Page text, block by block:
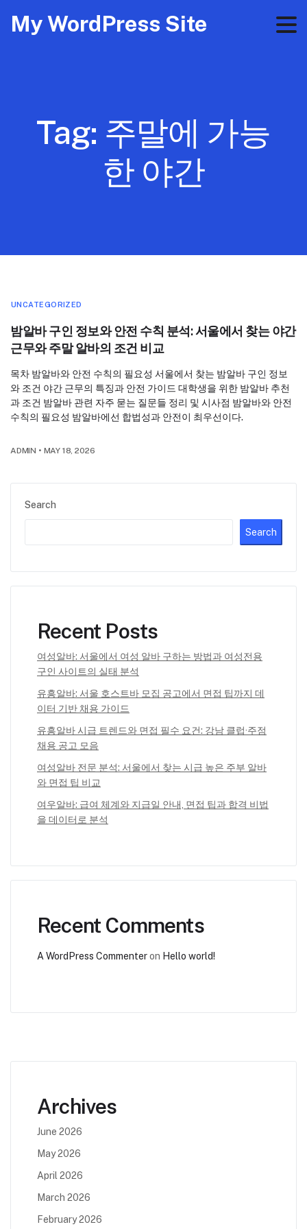
My WordPress Site
Tag: 주말에 가능
한 야간
Search
Search
Recent Posts
여성알바: 서울에서 여성 알바 구하는 방법과 여성전용
구인 사이트의 실태 분석
유흥알바: 서울 호스트바 모집 공고에서 면접 팁까지 데
이터 기반 채용 가이드
유흥알바 시급 트렌드와 면접 필수 요건: 강남 클럽·주점
채용 공고 모음
여성알바 전문 분석: 서울에서 찾는 시급 높은 주부 알바
와 면접 팁 비교
여우알바: 급여 체계와 지급일 안내, 면접 팁과 합격 비법
을 데이터로 분석
Recent Comments
A WordPress Commenteron Hello world!
UNCATEGORIZED
밤알바 구인 정보와 안전 수칙 분석: 서울에서 찾는 야간
근무와 주말 알바의 조건 비교
목차 밤알바와 안전 수칙의 필요성 서울에서 찾는 밤알바 구인 정보
와 조건 야간 근무의 특징과 안전 가이드 대학생을 위한 밤알바 추천
과 조건 밤알바 관련 자주 묻는 질문들 정리 및 시사점 밤알바와 안전
수칙의 필요성 밤알바에선 합법성과 안전이 최우선이다.
ADMIN • MAY 18, 2026
Archives
June 2026
May 2026
April 2026
March 2026
February 2026